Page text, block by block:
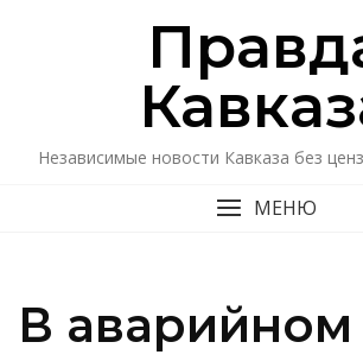
Независимые новости Кавказа без
МЕНЮ
В аварийном